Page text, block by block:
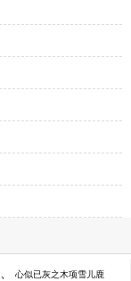
、 心似已灰之木项雪儿鹿